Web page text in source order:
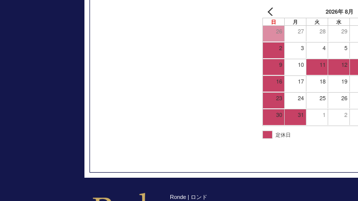
2026年 8月
日 月 火 水
26 27 28 29
2 3 4 5
9 10 11 12
16 17 18 19
23 24 25 26
30 31 1 2
定休日
Ronde | ロンド